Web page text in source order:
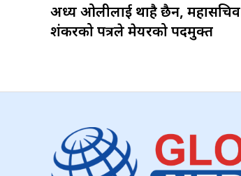
अध्यक्ष ओलीलाई थाहै छैन, महासचिव
शंकरको पत्रले मेयरको पदमुक्त